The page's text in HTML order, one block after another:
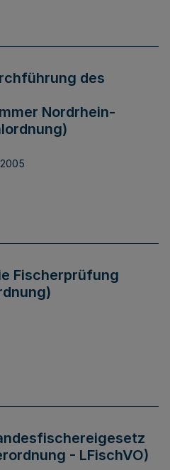
des
Nordrhein-
Fischerprüfung
- LFischVO)